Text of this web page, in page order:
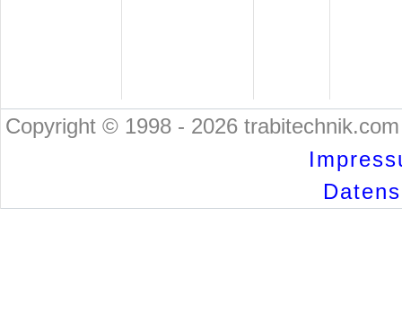
Copyright © 1998 - 2026